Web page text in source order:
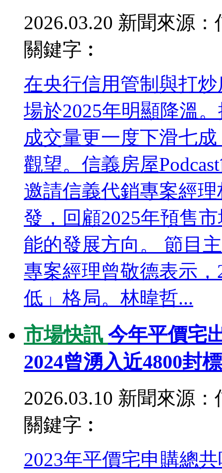
2026.03.20 新聞來源：
關鍵字︰
在央行信用管制與打
場於2025年明顯降溫
成交量更一度下滑七
觀望。信義房屋
邀請信義代銷專案經
發，回顧2025年預售
能的發展方向。 節目
專案經理曾敬德表示
低」格局。林暐哲...
市場快訊 今年平價宅
2024曾湧入近4800封
2026.03.10 新聞來源：
關鍵字︰
2023年平價宅申購總